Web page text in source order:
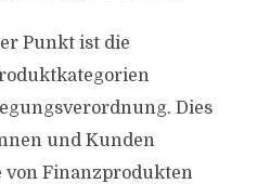
Punkt ist die
Dies
und Kunden
von Finanzprodukten